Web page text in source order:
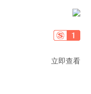
立即查看